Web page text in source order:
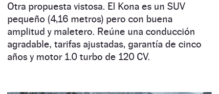
Otra propuesta vistosa. El Kona es un SUV
pequeño (4,16 metros) pero con buena
amplitud y maletero. Reúne una conducción
agradable, tarifas ajustadas, garantía de cinco
años y motor 1.0 turbo de 120 CV.